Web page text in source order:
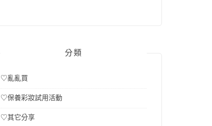
分類
♡亂亂買
♡保養彩妝試用活動
♡其它分享